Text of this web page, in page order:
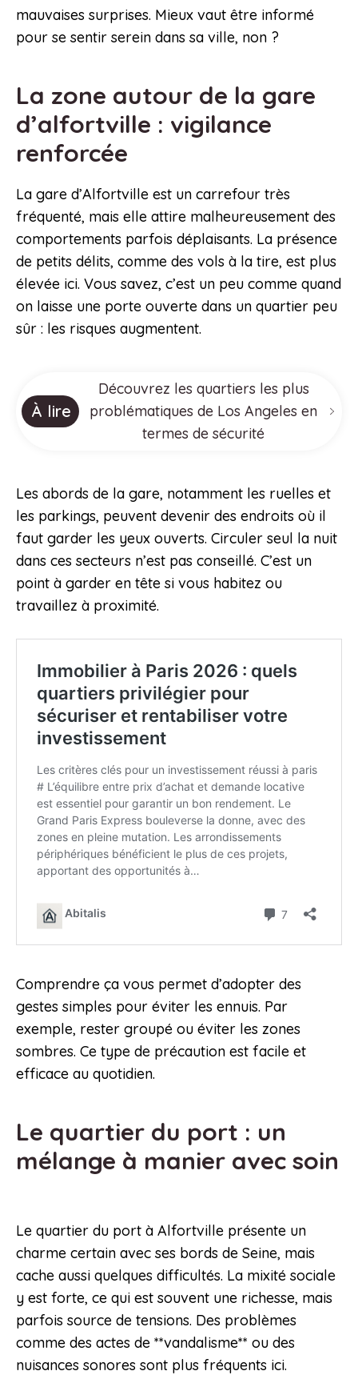
mauvaises surprises. Mieux vaut être informé
pour se sentir serein dans sa ville, non ?
La zone autour de la gare
d’alfortville : vigilance
renforcée
La gare d’Alfortville est un carrefour très
fréquenté, mais elle attire malheureusement des
comportements parfois déplaisants. La présence
de petits délits, comme des vols à la tire, est plus
élevée ici. Vous savez, c’est un peu comme quand
on laisse une porte ouverte dans un quartier peu
sûr : les risques augmentent.
À lire
Découvrez les quartiers les plus
problématiques de Los Angeles en
termes de sécurité
Les abords de la gare, notamment les ruelles et
les parkings, peuvent devenir des endroits où il
faut garder les yeux ouverts. Circuler seul la nuit
dans ces secteurs n’est pas conseillé. C’est un
point à garder en tête si vous habitez ou
travaillez à proximité.
Comprendre ça vous permet d’adopter des
gestes simples pour éviter les ennuis. Par
exemple, rester groupé ou éviter les zones
sombres. Ce type de précaution est facile et
efficace au quotidien.
Le quartier du port : un
mélange à manier avec soin
Le quartier du port à Alfortville présente un
charme certain avec ses bords de Seine, mais
cache aussi quelques difficultés. La mixité sociale
y est forte, ce qui est souvent une richesse, mais
parfois source de tensions. Des problèmes
comme des actes de **vandalisme** ou des
nuisances sonores sont plus fréquents ici.